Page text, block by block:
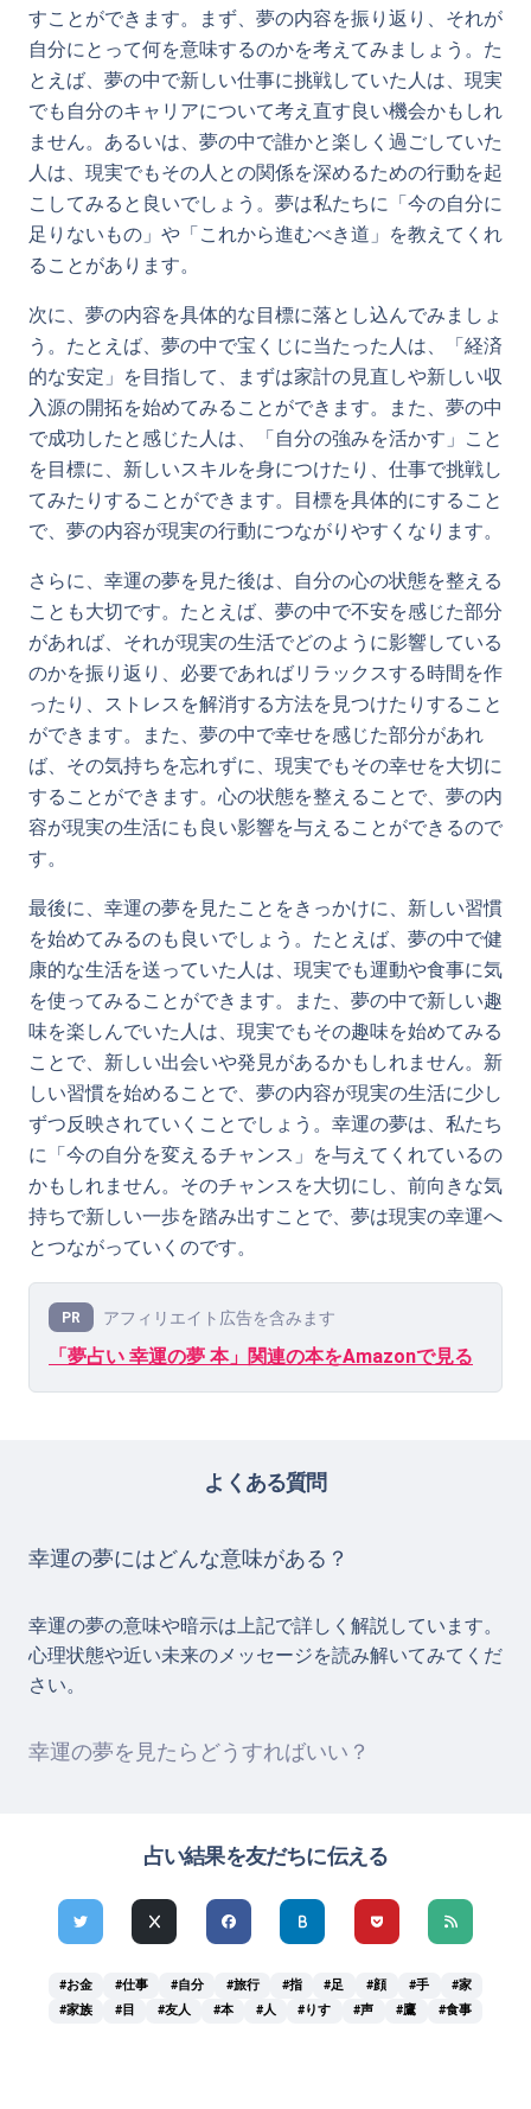
すことができます。まず、夢の内容を振り返り、それが
自分にとって何を意味するのかを考えてみましょう。た
とえば、夢の中で新しい仕事に挑戦していた人は、現実
でも自分のキャリアについて考え直す良い機会かもしれ
ません。あるいは、夢の中で誰かと楽しく過ごしていた
人は、現実でもその人との関係を深めるための行動を起
こしてみると良いでしょう。夢は私たちに「今の自分に
足りないもの」や「これから進むべき道」を教えてくれ
ることがあります。
次に、夢の内容を具体的な目標に落とし込んでみましょ
う。たとえば、夢の中で宝くじに当たった人は、「経済
的な安定」を目指して、まずは家計の見直しや新しい収
入源の開拓を始めてみることができます。また、夢の中
で成功したと感じた人は、「自分の強みを活かす」こと
を目標に、新しいスキルを身につけたり、仕事で挑戦し
てみたりすることができます。目標を具体的にすること
で、夢の内容が現実の行動につながりやすくなります。
さらに、幸運の夢を見た後は、自分の心の状態を整える
ことも大切です。たとえば、夢の中で不安を感じた部分
があれば、それが現実の生活でどのように影響している
のかを振り返り、必要であればリラックスする時間を作
ったり、ストレスを解消する方法を見つけたりすること
ができます。また、夢の中で幸せを感じた部分があれ
ば、その気持ちを忘れずに、現実でもその幸せを大切に
することができます。心の状態を整えることで、夢の内
容が現実の生活にも良い影響を与えることができるので
す。
最後に、幸運の夢を見たことをきっかけに、新しい習慣
を始めてみるのも良いでしょう。たとえば、夢の中で健
康的な生活を送っていた人は、現実でも運動や食事に気
を使ってみることができます。また、夢の中で新しい趣
味を楽しんでいた人は、現実でもその趣味を始めてみる
ことで、新しい出会いや発見があるかもしれません。新
しい習慣を始めることで、夢の内容が現実の生活に少し
ずつ反映されていくことでしょう。幸運の夢は、私たち
に「今の自分を変えるチャンス」を与えてくれているの
かもしれません。そのチャンスを大切にし、前向きな気
持ちで新しい一歩を踏み出すことで、夢は現実の幸運へ
とつながっていくのです。
PR アフィリエイト広告を含みます
「夢占い 幸運の夢 本」関連の本をAmazonで見る
よくある質問
幸運の夢にはどんな意味がある？
幸運の夢の意味や暗示は上記で詳しく解説しています。
心理状態や近い未来のメッセージを読み解いてみてくだ
さい。
幸運の夢を見たらどうすればいい？
占い結果を友だちに伝える
#お金 #仕事 #自分 #旅行 #指 #足 #顔 #手
#家
#家族
#目 #友人 #本 #人 #りす #声 #鷹 #食事